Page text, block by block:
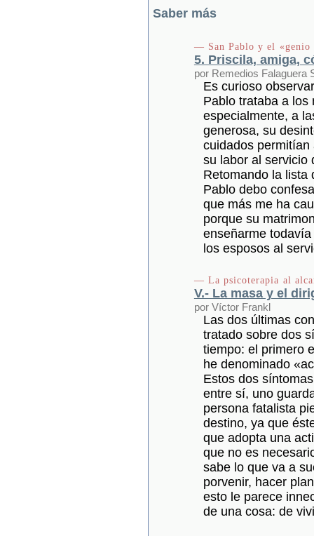
Saber más
— San Pablo y el «genio
5. Priscila, amiga,
por Remedios Falaguera
Es curioso
Pablo trataba a los
especialmente, a
generosa, su
cuidados permitían
su labor al servicio
Retomando la lista
Pablo debo
que más me ha
porque su
enseñarme
los esposos al
— La psicoterapia al
V.- La masa y el
por Víctor Frankl
Las dos últimas
tratado sobre dos
tiempo: el primero
he denominado
Estos dos
entre sí, uno
persona fatalista
destino, ya que
que adopta una
que no es
sabe lo que va a
porvenir, hacer
esto le parece
de una cosa: de